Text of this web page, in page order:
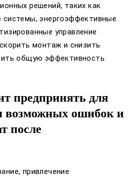
решений, таких как
энергоэффективные
управление
монтаж и снизить
общую эффективность
предпринять для
возможных ошибок и
после
привлечение